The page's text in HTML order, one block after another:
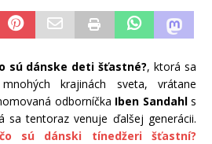
sú dánske deti šťastné?, ktorá sa
krajinách sveta, vrátane
odborníčka Iben Sandahls
sa tentoraz venuje ďalšej generácii.
sú dánski tínedžeri šťastní?